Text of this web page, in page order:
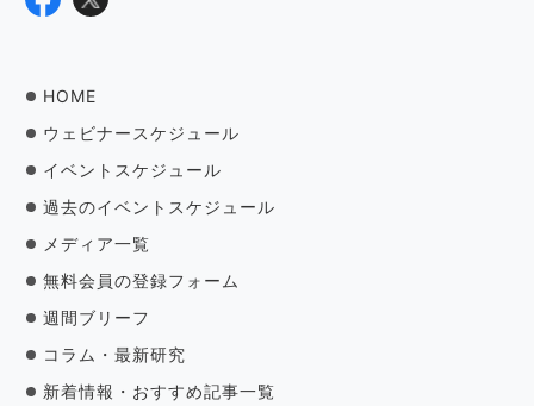
HOME
ウェビナースケジュール
イベントスケジュール
過去のイベントスケジュール
メディア一覧
無料会員の登録フォーム
週間ブリーフ
コラム・最新研究
新着情報・おすすめ記事一覧